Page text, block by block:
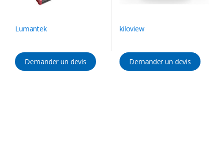
Lumantek
Demander un devis
kiloview
Demander un devis